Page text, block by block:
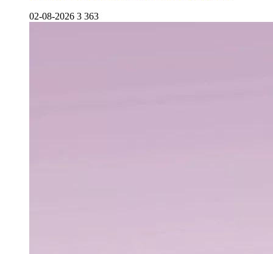
02-08-2026 3 363